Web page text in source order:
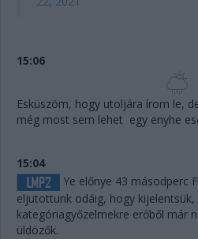
15:06
Esküszöm, hogy utoljára írom le,
még most sem lehet egy enyhe
15:04
Ye előnye 43 másodperc
eljutottunk odáig, hogy kijelentsük,
kategóriagyőzelmekre erőből már
üldözők.